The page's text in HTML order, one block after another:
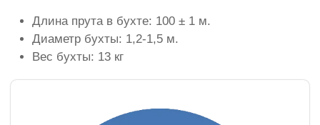
Длина прута в бухте: 100 ± 1 м.
Диаметр бухты: 1,2-1,5 м.
Вес бухты: 13 кг